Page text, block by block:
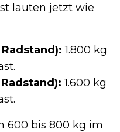
lauten jetzt wie
1.800 kg
1.600 kg
600 bis 800 kg im